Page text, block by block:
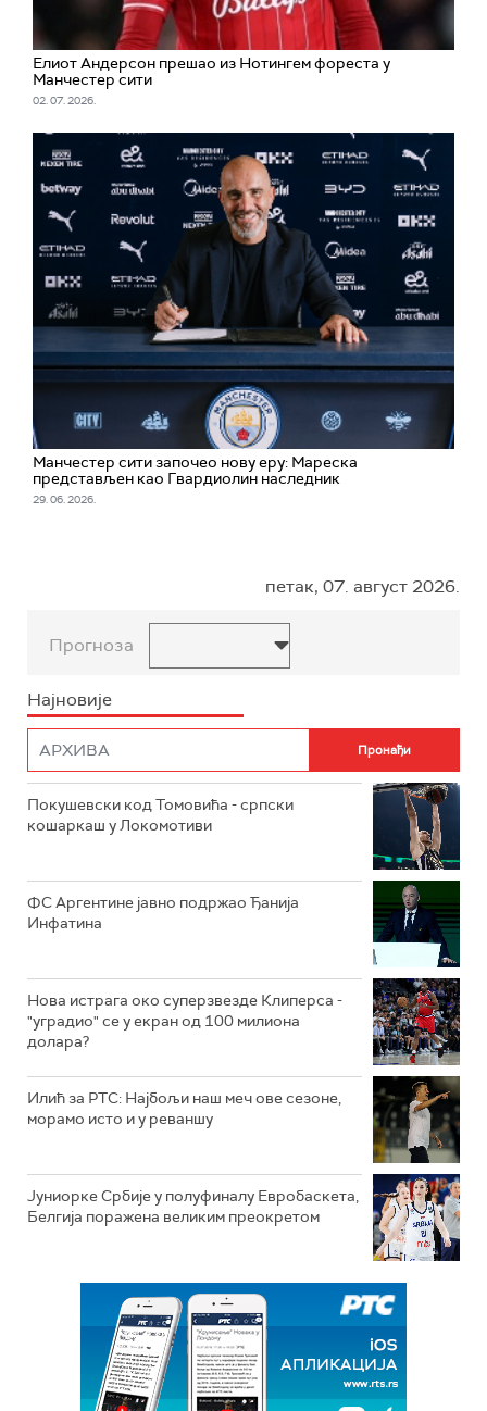
Елиот Андерсон прешао из Нотингем фореста у
Манчестер сити
02. 07. 2026.
Манчестер сити започео нову еру: Мареска
представљен као Гвардиолин наследник
29. 06. 2026.
петак, 07. август 2026.
Прогноза
Најновије
Покушевски код Томовића - српски
кошаркаш у Локомотиви
ФС Аргентине јавно подржао Ђанија
Инфатина
Нова истрага око суперзвезде Клиперса -
"уградио" се у екран од 100 милиона
долара?
Илић за РТС: Најбољи наш меч ове сезоне,
морамо исто и у реваншу
Јуниорке Србије у полуфиналу Евробаскета,
Белгија поражена великим преокретом